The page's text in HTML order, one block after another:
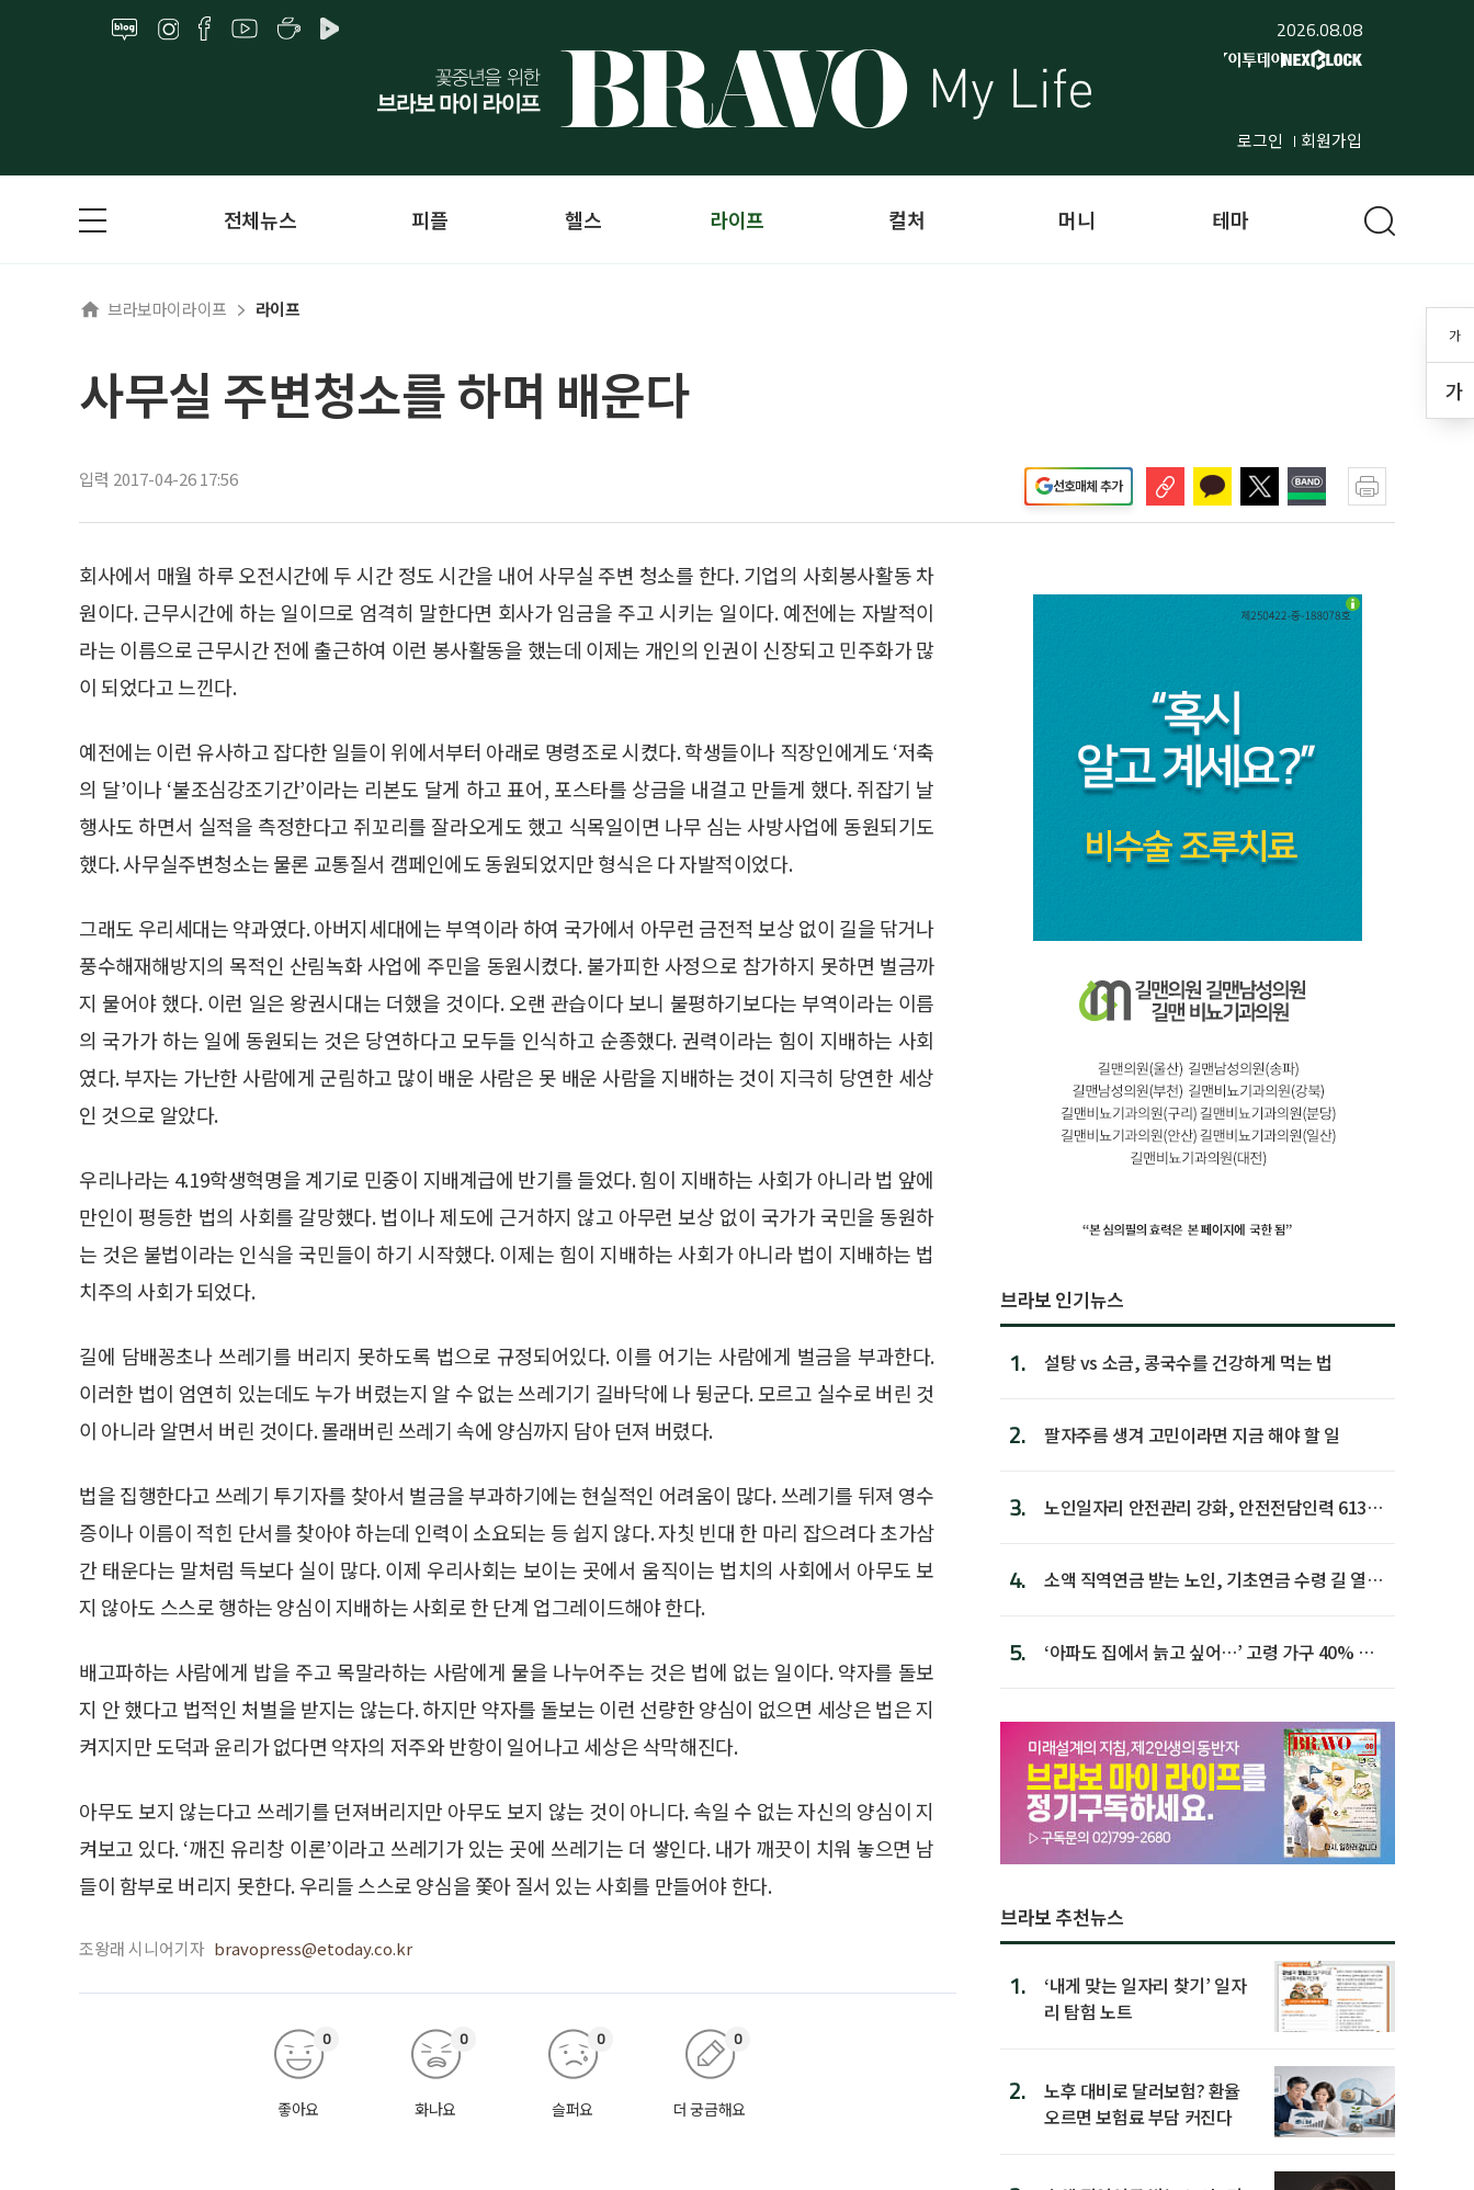
2026.08.08
로그인 회원가입
가
가
전체뉴스 피플 헬스 라이프 컬처 머니 테마
브라보마이라이프 라이프
사무실 주변청소를 하며 배운다
입력 2017-04-26 17:56 선호매체 추가
회사에서 매월 하루 오전시간에 두 시간 정도 시간을 내어 사무실 주변 청소를 한다. 기업의 사회봉사활동 차
원이다. 근무시간에 하는 일이므로 엄격히 말한다면 회사가 임금을 주고 시키는 일이다. 예전에는 자발적이
라는 이름으로 근무시간 전에 출근하여 이런 봉사활동을 했는데 이제는 개인의 인권이 신장되고 민주화가 많
이 되었다고 느낀다.
예전에는 이런 유사하고 잡다한 일들이 위에서부터 아래로 명령조로 시켰다. 학생들이나 직장인에게도 ‘저축
의 달’이나 ‘불조심강조기간’이라는 리본도 달게 하고 표어, 포스타를 상금을 내걸고 만들게 했다. 쥐잡기 날
행사도 하면서 실적을 측정한다고 쥐꼬리를 잘라오게도 했고 식목일이면 나무 심는 사방사업에 동원되기도
했다. 사무실주변청소는 물론 교통질서 캠페인에도 동원되었지만 형식은 다 자발적이었다.
그래도 우리세대는 약과였다. 아버지세대에는 부역이라 하여 국가에서 아무런 금전적 보상 없이 길을 닦거나
풍수해재해방지의 목적인 산림녹화 사업에 주민을 동원시켰다. 불가피한 사정으로 참가하지 못하면 벌금까
지 물어야 했다. 이런 일은 왕권시대는 더했을 것이다. 오랜 관습이다 보니 불평하기보다는 부역이라는 이름
의 국가가 하는 일에 동원되는 것은 당연하다고 모두들 인식하고 순종했다. 권력이라는 힘이 지배하는 사회
였다. 부자는 가난한 사람에게 군림하고 많이 배운 사람은 못 배운 사람을 지배하는 것이 지극히 당연한 세상
인 것으로 알았다.
우리나라는 4.19학생혁명을 계기로 민중이 지배계급에 반기를 들었다. 힘이 지배하는 사회가 아니라 법 앞에
만인이 평등한 법의 사회를 갈망했다. 법이나 제도에 근거하지 않고 아무런 보상 없이 국가가 국민을 동원하
는 것은 불법이라는 인식을 국민들이 하기 시작했다. 이제는 힘이 지배하는 사회가 아니라 법이 지배하는 법
치주의 사회가 되었다.
길에 담배꽁초나 쓰레기를 버리지 못하도록 법으로 규정되어있다. 이를 어기는 사람에게 벌금을 부과한다.
이러한 법이 엄연히 있는데도 누가 버렸는지 알 수 없는 쓰레기기 길바닥에 나 뒹군다. 모르고 실수로 버린 것
이 아니라 알면서 버린 것이다. 몰래버린 쓰레기 속에 양심까지 담아 던져 버렸다.
법을 집행한다고 쓰레기 투기자를 찾아서 벌금을 부과하기에는 현실적인 어려움이 많다. 쓰레기를 뒤져 영수
증이나 이름이 적힌 단서를 찾아야 하는데 인력이 소요되는 등 쉽지 않다. 자칫 빈대 한 마리 잡으려다 초가삼
간 태운다는 말처럼 득보다 실이 많다. 이제 우리사회는 보이는 곳에서 움직이는 법치의 사회에서 아무도 보
지 않아도 스스로 행하는 양심이 지배하는 사회로 한 단계 업그레이드해야 한다.
배고파하는 사람에게 밥을 주고 목말라하는 사람에게 물을 나누어주는 것은 법에 없는 일이다. 약자를 돌보
지 안 했다고 법적인 처벌을 받지는 않는다. 하지만 약자를 돌보는 이런 선량한 양심이 없으면 세상은 법은 지
켜지지만 도덕과 윤리가 없다면 약자의 저주와 반항이 일어나고 세상은 삭막해진다.
아무도 보지 않는다고 쓰레기를 던져버리지만 아무도 보지 않는 것이 아니다. 속일 수 없는 자신의 양심이 지
켜보고 있다. ‘깨진 유리창 이론’이라고 쓰레기가 있는 곳에 쓰레기는 더 쌓인다. 내가 깨끗이 치워 놓으면 남
들이 함부로 버리지 못한다. 우리들 스스로 양심을 쫓아 질서 있는 사회를 만들어야 한다.
조왕래 시니어기자 bravopress@etoday.co.kr
좋아요
0
화나요
0
슬퍼요
0
더 궁금해요
0
브라보 인기뉴스
1. 설탕 vs 소금, 콩국수를 건강하게 먹는 법
2. 팔자주름 생겨 고민이라면 지금 해야 할 일
3.
노인일자리 안전관리 강화, 안전전담인력 613명
4.
소액 직역연금 받는 노인, 기초연금 수령 길 열린
5.
‘아파도 집에서 늙고 싶어…’ 고령 가구 40% 노
브라보 추천뉴스
1.
‘내게 맞는 일자리 찾기’ 일자
리 탐험 노트
2.
노후 대비로 달러보험? 환율
오르면 보험료 부담 커진다